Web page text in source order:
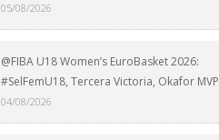
05/08/2026
@FIBA U18 Women’s EuroBasket 2026:
#SelFemU18, Tercera Victoria, Okafor MVP
04/08/2026